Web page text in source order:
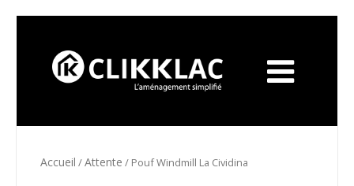
Accueil /Attente / Pouf Windmill La Cividina